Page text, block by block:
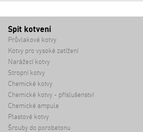
Spit kotvení
Průvlakové kotvy
Kotvy pro vysoké zatížení
Narážecí kotvy
Stropní kotvy
Chemické kotvy
Chemické kotvy - příslušenství
Chemické ampule
Plastové kotvy
Šrouby do porobetonu